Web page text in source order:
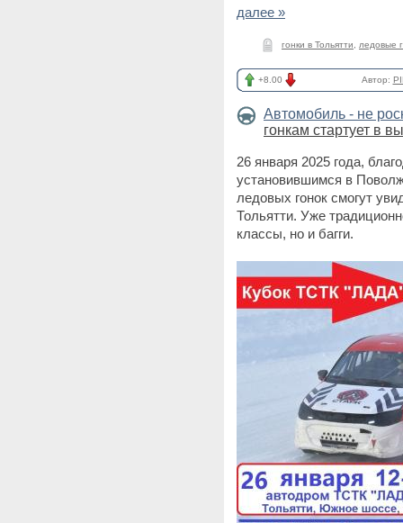
далее »
гонки в Тольятти ледовые
+8.00 Автор:
Автомобиль - не
гонкам стартует в
26 января 2025 года,
установившимся в
ледовых гонок смогут
Тольятти. Уже
классы, но и багги.